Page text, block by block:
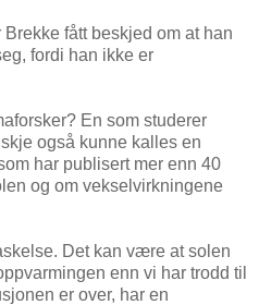
fått beskjed om at han
fordi han ikke er
En som studerer
også kunne kalles en
har publisert mer enn 40
og om vekselvirkningene
Det kan være at solen
enn vi har trodd til
er over, har en